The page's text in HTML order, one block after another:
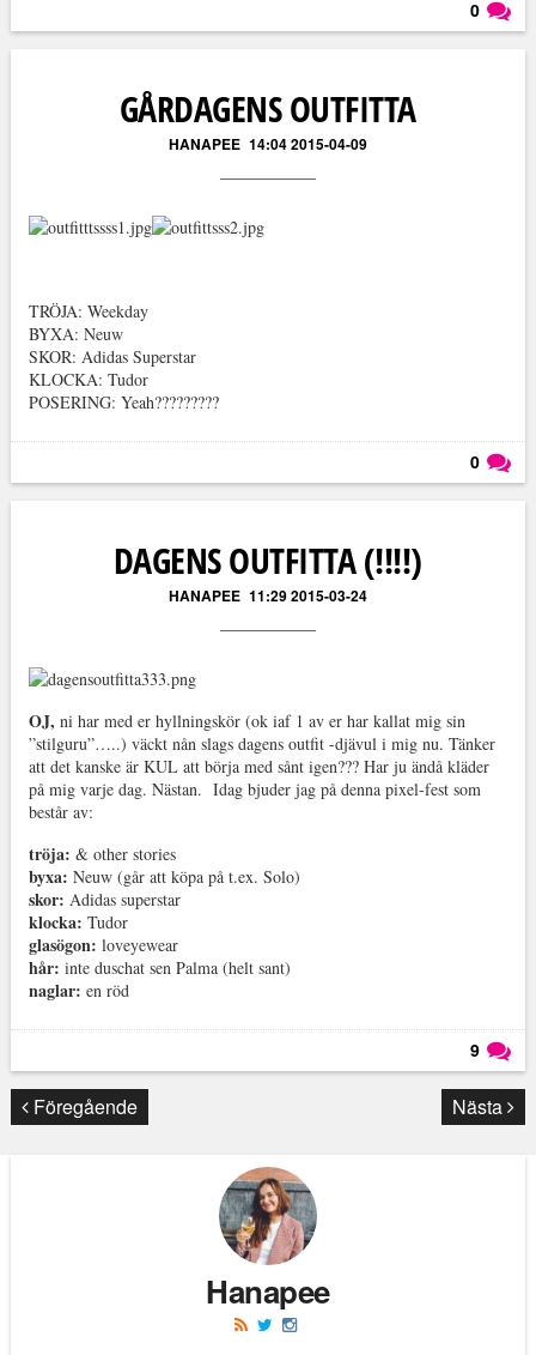
0
GÅRDAGENS OUTFITTA
HANAPEE 14:04 2015-04-09
TRÖJA: Weekday
BYXA: Neuw
SKOR: Adidas Superstar
KLOCKA: Tudor
POSERING: Yeah?????????
0
DAGENS OUTFITTA (!!!!)
HANAPEE 11:29 2015-03-24
OJ, ni har med er hyllningskör (ok iaf 1 av er har kallat mig sin
”stilguru”…..) väckt nån slags dagens outfit -djävul i mig nu. Tänker
att det kanske är KUL att börja med sånt igen??? Har ju ändå kläder
på mig varje dag. Nästan. Idag bjuder jag på denna pixel-fest som
består av:
tröja: & other stories
byxa: Neuw (går att köpa på t.ex. Solo)
skor: Adidas superstar
klocka: Tudor
glasögon: loveyewear
hår: inte duschat sen Palma (helt sant)
naglar: en röd
9
Läs kommentarer (9)
Föregående Nästa
Hanapee